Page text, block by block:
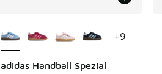
adidas Handball Spezial
ÉCONOMISE 14 €
+9